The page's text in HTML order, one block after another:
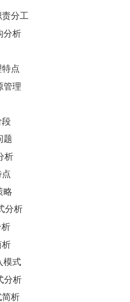
分工
分析
点
管理
段
题
析
略
分析
析
模式
分析
简析